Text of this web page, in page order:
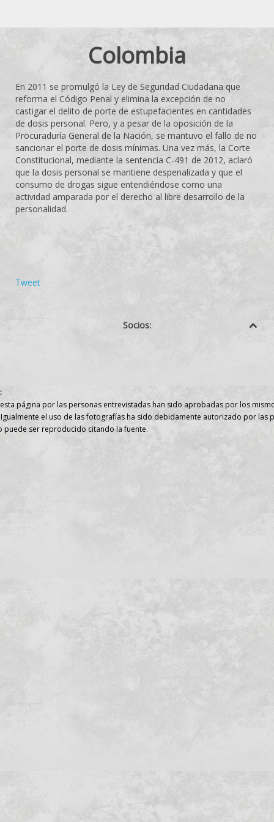
Colombia
En 2011 se promulgó la Ley de Seguridad Ciudadana que
reforma el Código Penal y elimina la excepción de no
castigar el delito de porte de estupefacientes en cantidades
de dosis personal. Pero, y a pesar de la oposición de la
Procuraduría General de la Nación, se mantuvo el fallo de no
sancionar el porte de dosis mínimas. Una vez más, la Corte
Constitucional, mediante la sentencia C-491 de 2012, aclaró
que la dosis personal se mantiene despenalizada y que el
consumo de drogas sigue entendiéndose como una
actividad amparada por el derecho al libre desarrollo de la
personalidad.
Tweet
Socios:
página por las personas entrevistadas han sido aprobadas por los
el uso de las fotografías ha sido debidamente autorizado por las
puede ser reproducido citando la fuente.